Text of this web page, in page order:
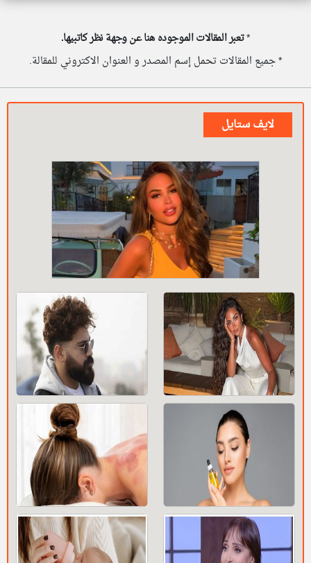
*تعبر المقالات الموجوده هنا عن وجهة نظر كاتبيها.
* جميع المقالات تحمل إسم المصدر و العنوان الاكتروني للمقالة.
لايف ستايل